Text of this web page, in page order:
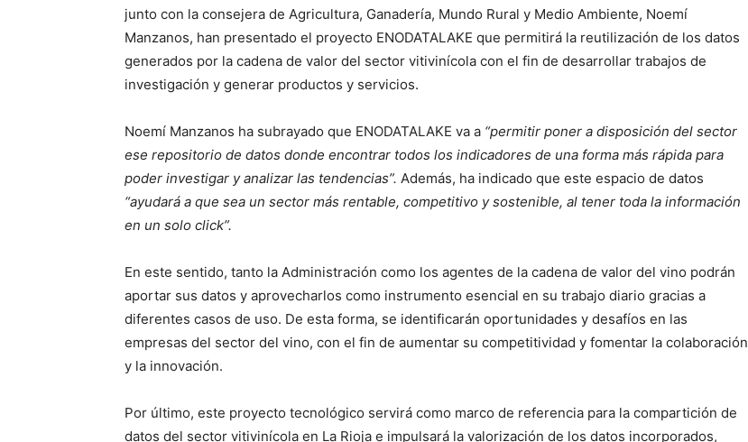
junto con la consejera de Agricultura, Ganadería, Mundo Rural y Medio Ambiente, Noemí
Manzanos, han presentado el proyecto ENODATALAKE que permitirá la reutilización de los datos
generados por la cadena de valor del sector vitivinícola con el fin de desarrollar trabajos de
investigación y generar productos y servicios.
Noemí Manzanos ha subrayado que ENODATALAKE va a “permitir poner a disposición del sector
ese repositorio de datos donde encontrar todos los indicadores de una forma más rápida para
poder investigar y analizar las tendencias”. Además, ha indicado que este espacio de datos
“ayudará a que sea un sector más rentable, competitivo y sostenible, al tener toda la información
en un solo click”.
En este sentido, tanto la Administración como los agentes de la cadena de valor del vino podrán
aportar sus datos y aprovecharlos como instrumento esencial en su trabajo diario gracias a
diferentes casos de uso. De esta forma, se identificarán oportunidades y desafíos en las
empresas del sector del vino, con el fin de aumentar su competitividad y fomentar la colaboración
y la innovación.
Por último, este proyecto tecnológico servirá como marco de referencia para la compartición de
datos del sector vitivinícola en La Rioja e impulsará la valorización de los datos incorporados,